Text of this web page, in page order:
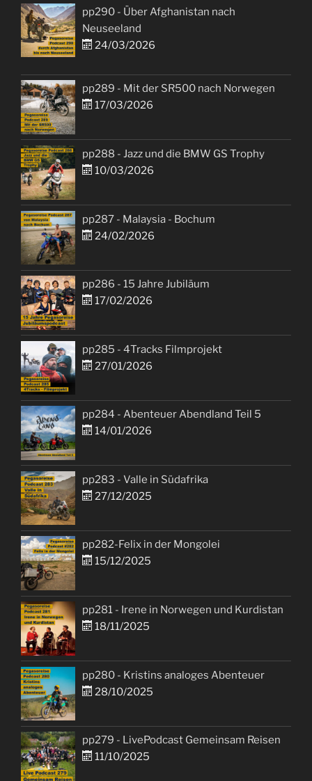
pp290 - Über Afghanistan nach
Neuseeland
24/03/2026
pp289 - Mit der SR500 nach Norwegen
17/03/2026
pp288 - Jazz und die BMW GS Trophy
10/03/2026
pp287 - Malaysia - Bochum
24/02/2026
pp286 - 15 Jahre Jubiläum
17/02/2026
pp285 - 4Tracks Filmprojekt
27/01/2026
pp284 - Abenteuer Abendland Teil 5
14/01/2026
pp283 - Valle in Südafrika
27/12/2025
pp282-Felix in der Mongolei
15/12/2025
pp281 - Irene in Norwegen und Kurdistan
18/11/2025
pp280 - Kristins analoges Abenteuer
28/10/2025
pp279 - LivePodcast Gemeinsam Reisen
11/10/2025